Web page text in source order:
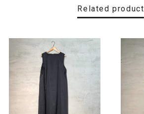
Related product